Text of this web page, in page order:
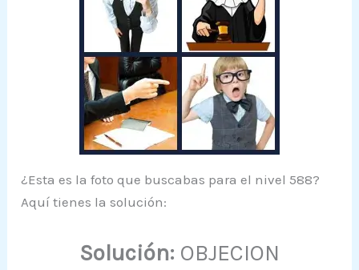
¿Esta es la foto que buscabas para el nivel 588?
Aquí tienes la solución:
Solución: OBJECION